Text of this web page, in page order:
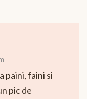
paini, faini si
pic de